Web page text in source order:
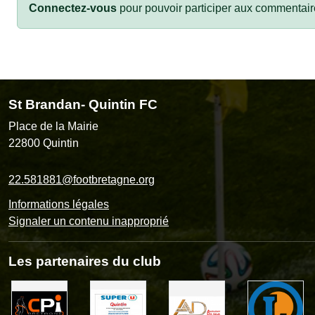
Connectez-vous pour pouvoir participer aux
St Brandan- Quintin FC
Place de la Mairie
22800 Quintin
22.581881@footbretagne.org
Informations légales
Signaler un contenu inapproprié
Les partenaires du club